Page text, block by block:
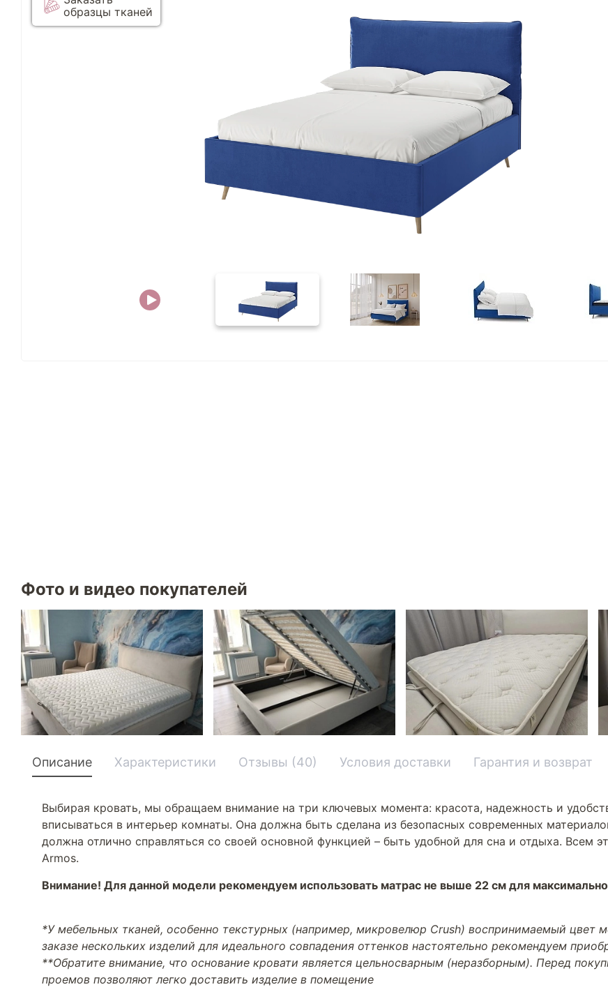
образцы тканей
Фото и видео покупателей
Описание Характеристики Отзывы (40) Условия доставки Гарантия и возврат
Выбирая кровать, мы обращаем внимание на три ключевых момента: красота, надежность и
вписываться в интерьер комнаты. Она должна быть сделана из безопасных современных
должна отлично справляться со своей основной функцией – быть удобной для сна и отдыха. Всем
Armos.
Внимание! Для данной модели рекомендуем использовать матрас не выше 22 см для
*У мебельных тканей, особенно текстурных (например, микровелюр Crush) воспринимаемый цвет
заказе нескольких изделий для идеального совпадения оттенков настоятельно рекомендуем
**Обратите внимание, что основание кровати является цельносварным (неразборным). Перед
проемов позволяют легко доставить изделие в помещение